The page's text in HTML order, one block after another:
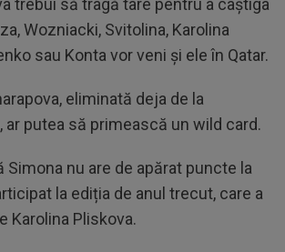
trebui să tragă tare pentru a câștiga
Wozniacki, Svitolina, Karolina
sau Konta vor veni și ele în Qatar.
eliminată deja de la
ar putea să primească un wild card.
Simona nu are de apărat puncte la
la ediția de anul trecut, care a
Karolina Pliskova.